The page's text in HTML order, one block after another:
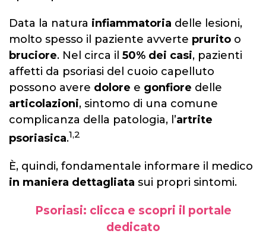
Data la natura infiammatoria delle lesioni,
molto spesso il paziente avverte prurito o
bruciore. Nel circa il 50% dei casi, pazienti
affetti da psoriasi del cuoio capelluto
possono avere dolore e gonfiore delle
articolazioni, sintomo di una comune
complicanza della patologia, l’artrite
psoriasica.1,2
È, quindi, fondamentale informare il medico
in maniera dettagliata sui propri sintomi.
Psoriasi: clicca e scopri il portale
dedicato